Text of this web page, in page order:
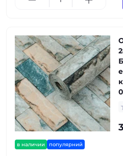
в наличии популярний